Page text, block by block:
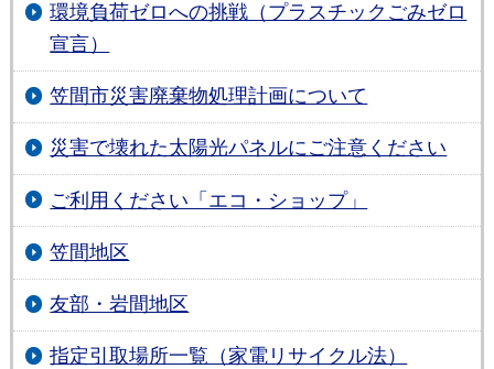
環境負荷ゼロへの挑戦（プラスチックごみゼロ
宣言）
笠間市災害廃棄物処理計画について
災害で壊れた太陽光パネルにご注意ください
ご利用ください「エコ・ショップ」
笠間地区
友部・岩間地区
指定引取場所一覧（家電リサイクル法）